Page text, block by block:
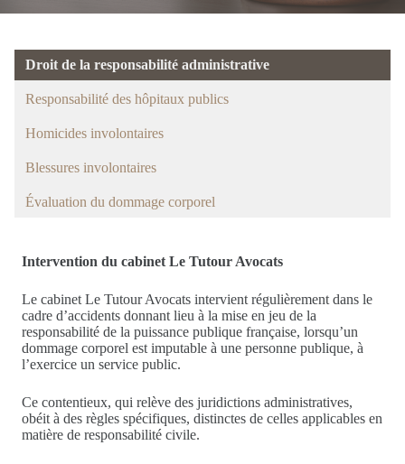
Droit de la responsabilité administrative
Responsabilité des hôpitaux publics
Homicides involontaires
Blessures involontaires
Évaluation du dommage corporel
Intervention du cabinet Le Tutour Avocats
Le cabinet Le Tutour Avocats intervient régulièrement dans le
cadre d’accidents donnant lieu à la mise en jeu de la
responsabilité de la puissance publique française, lorsqu’un
dommage corporel est imputable à une personne publique, à
l’exercice un service public.
Ce contentieux, qui relève des juridictions administratives,
obéit à des règles spécifiques, distinctes de celles applicables en
matière de responsabilité civile.